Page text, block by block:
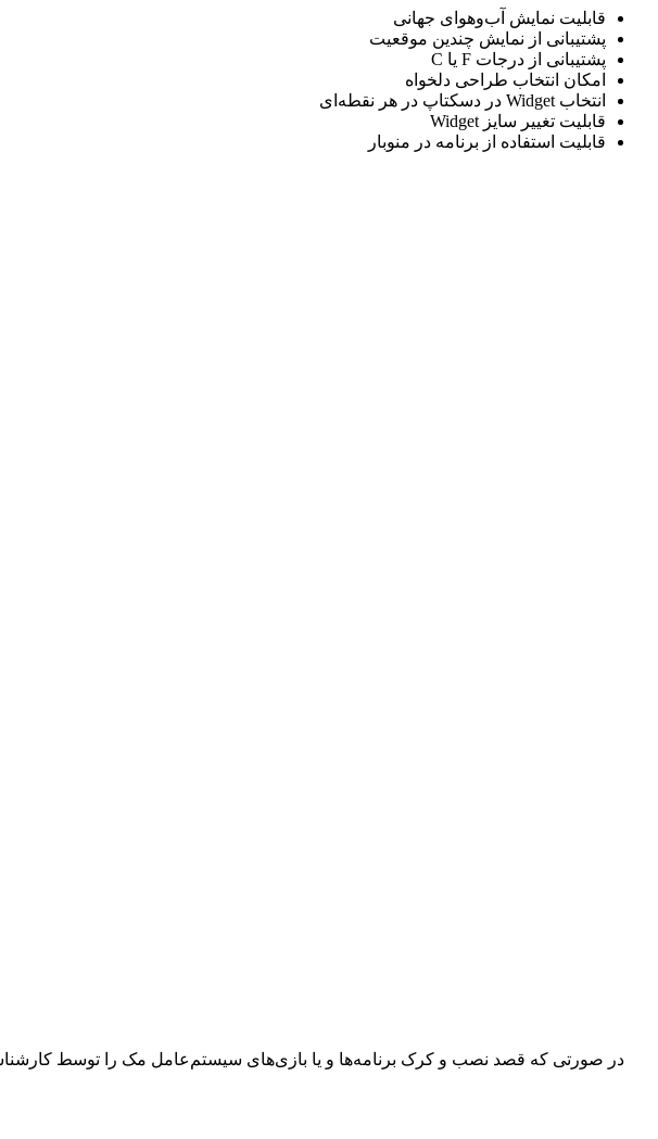
قابلیت نمایش آب‌و‌هوای جهانی
پشتیبانی از نمایش چندین موقعیت
پشتیبانی از درجات F یا C
امکان انتخاب طراحی دلخواه
انتخاب Widget در دسکتاپ در هر نقطه‌ای
قابلیت تغییر سایز Widget
قابلیت استفاده از برنامه در منوبار
در صورتی که قصد نصب و کرک برنامه‌ها و یا بازی‌های سیستم‌عامل مک را توسط کارشناسان